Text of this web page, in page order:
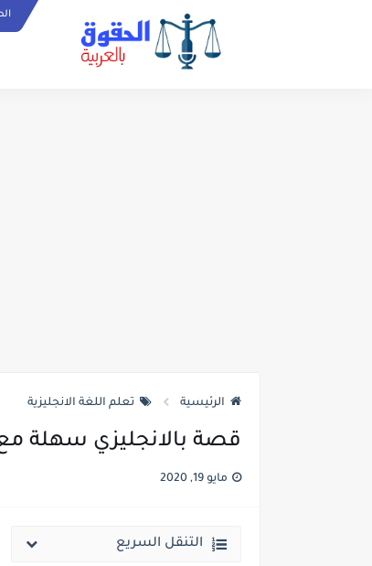
الرئيسية تعلم اللغة الانجليزية
قصة بالانجليزي سهلة مع
مايو 19, 2020
التنقل السريع